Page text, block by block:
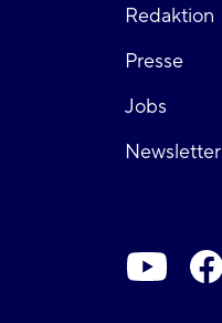
rechts
Redaktion
Presse
Jobs
Newsletter